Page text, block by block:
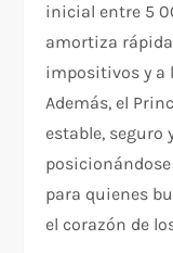
inicial entre 5
amortiza
impositivos y a
Además, el
estable, seguro
para quienes
el corazón de